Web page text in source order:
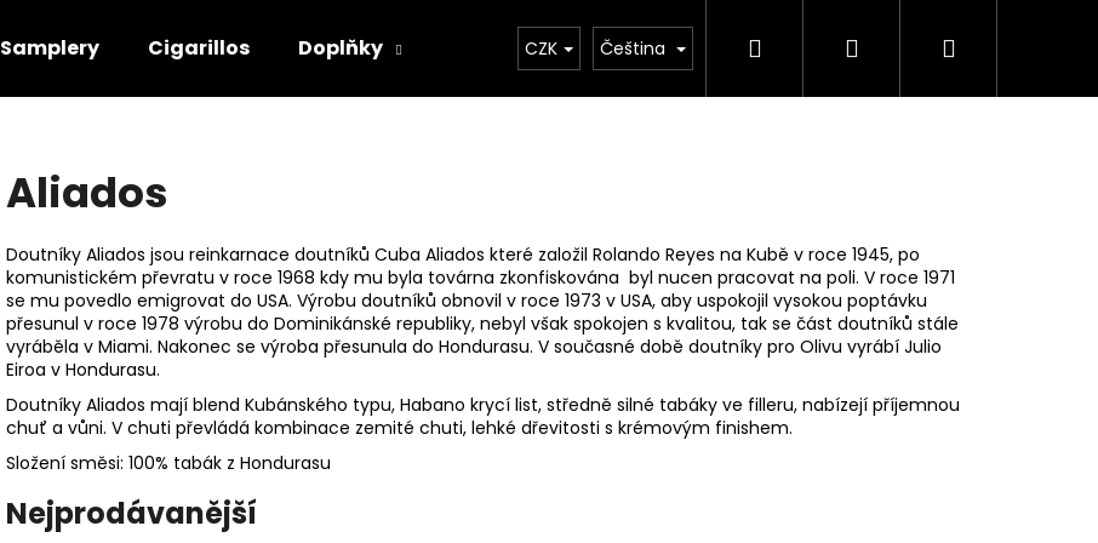
Samplery Cigarillos Doplňky Kontakty Obchodní podmínky Moje objednávka
CZK Čeština Hledat PřihlášeníNákupní
Aliados
Doutníky Aliados jsou reinkarnace doutníků Cuba Aliados které založil Rolando Reyes na Kubě v roce 1945, po
komunistickém převratu v roce 1968 kdy mu byla továrna zkonfiskována byl nucen pracovat na poli. V roce 1971
se mu povedlo emigrovat do USA. Výrobu doutníků obnovil v roce 1973 v USA, aby uspokojil vysokou poptávku
přesunul v roce 1978 výrobu do Dominikánské republiky, nebyl však spokojen s kvalitou, tak se část doutníků stále
vyráběla v Miami. Nakonec se výroba přesunula do Hondurasu. V současné době doutníky pro Olivu vyrábí Julio
Eiroa v Hondurasu.
Doutníky Aliados mají blend Kubánského typu, Habano krycí list, středně silné tabáky ve filleru, nabízejí příjemnou
chuť a vůni. V chuti převládá kombinace zemité chuti, lehké dřevitosti s krémovým finishem.
Složení směsi: 100% tabák z Hondurasu
Nejprodávanější
Doporučujeme